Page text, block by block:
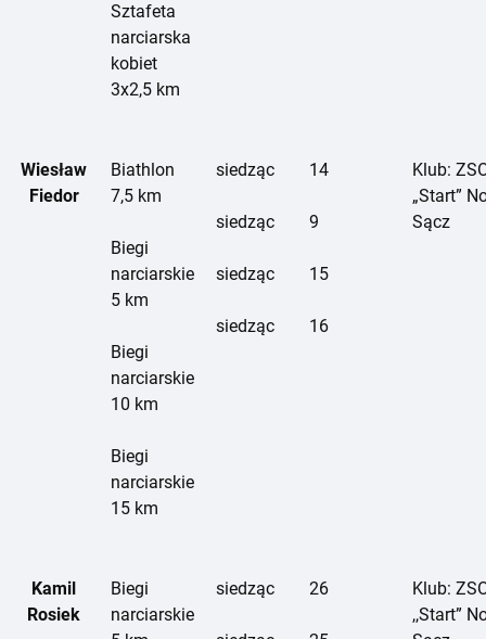
Sztafeta
narciarska
kobiet
3x2,5 km
Wiesław
Fiedor
Biathlon
7,5 km
Biegi
narciarskie
5 km
Biegi
narciarskie
10 km
Biegi
narciarskie
15 km
siedząc
siedząc
siedząc
siedząc
14
9
15
16
Klub:
„Start”
Sącz
Kamil
Rosiek
Biegi
narciarskie
siedząc 26
Klub:
,,Start”